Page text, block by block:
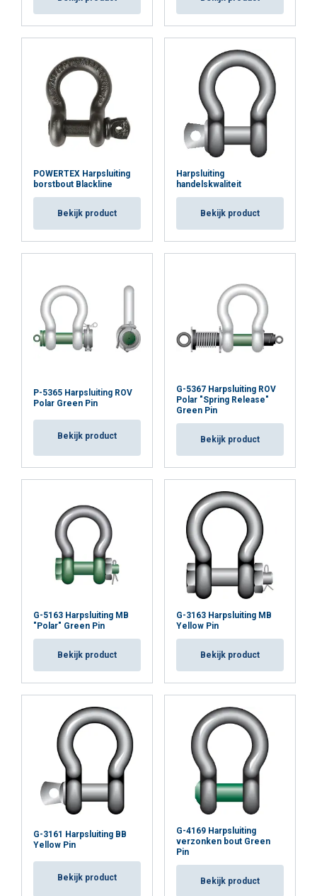
POWERTEX Harpsluiting
borstbout Blackline
Bekijk product
Harpsluiting
handelskwaliteit
Bekijk product
P-5365 Harpsluiting ROV
Polar Green Pin
Bekijk product
G-5367 Harpsluiting ROV
Polar "Spring Release"
Green Pin
Bekijk product
G-5163 Harpsluiting MB
"Polar" Green Pin
Bekijk product
G-3163 Harpsluiting MB
Yellow Pin
Bekijk product
G-3161 Harpsluiting BB
Yellow Pin
Bekijk product
G-4169 Harpsluiting
verzonken bout Green
Pin
Bekijk product
Privacybeleid
noodzakelijk
Targeting
Functioneel Niet-geclassificeerd
ALLES ACCEPTEREN
ALLES AFWIJZEN
Cookie Policy